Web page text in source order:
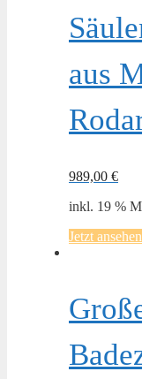
aus
989,00 €
inkl. 19 %
Jetzt ansehen